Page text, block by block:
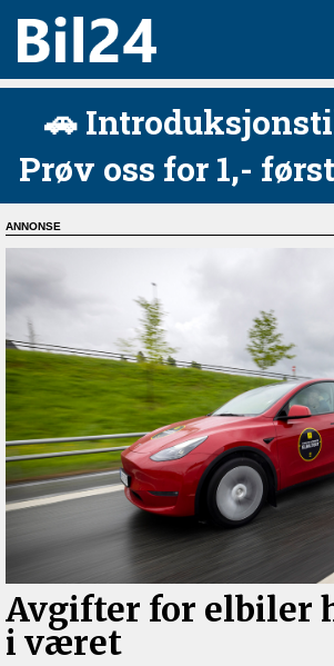
🚗
Prøv oss for 1,-
Avgifter for elbiler
i været